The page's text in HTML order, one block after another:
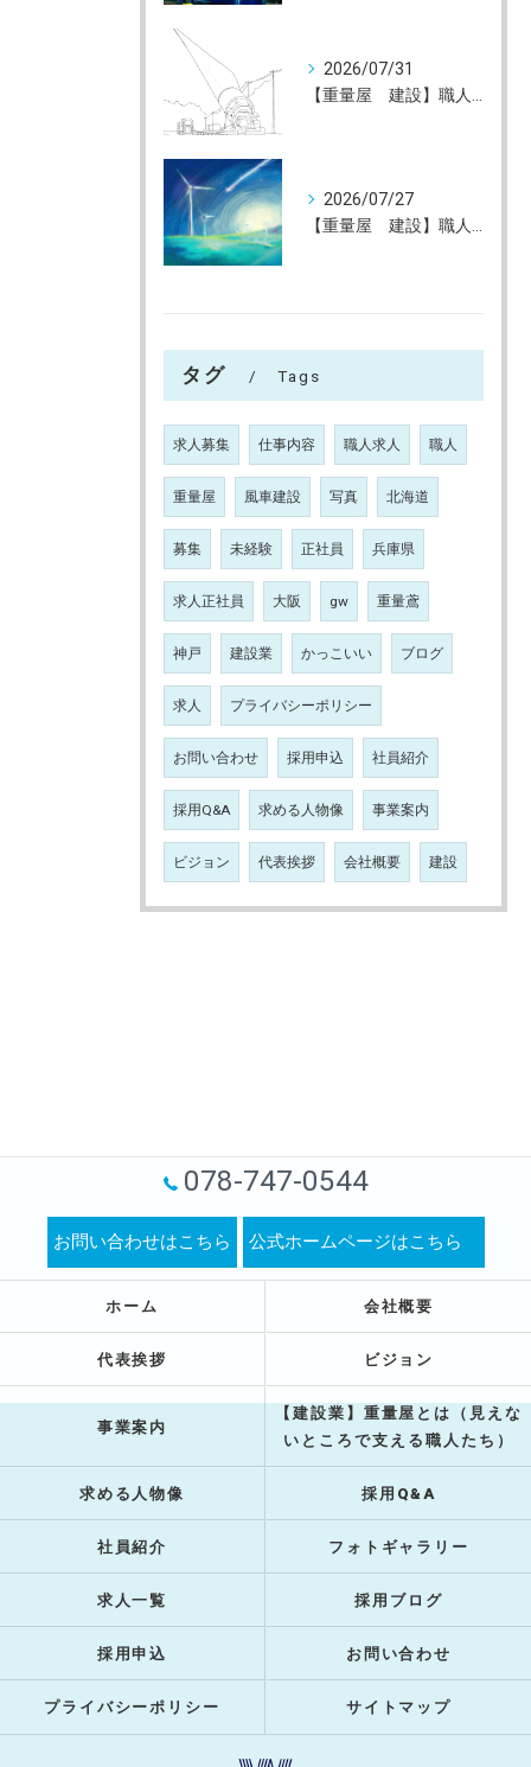
2026/07/31
2026/07/27
タグ Tags
求人募集 仕事内容 職人求人 職人
重量屋 風車建設 写真 北海道
募集 未経験 正社員 兵庫県
求人正社員 大阪 gw 重量鳶
神戸 建設業 かっこいい ブログ
求人 プライバシーポリシー
お問い合わせ 採用申込 社員紹介
採用Q&A 求める人物像 事業案内
ビジョン 代表挨拶 会社概要 建設
078-747-0544
お問い合わせはこちら 公式ホームページはこちら
ホーム 会社概要
代表挨拶 ビジョン
事業案内
【建設業】重量屋とは（見えな
いところで支える職人たち）
求める人物像 採用Q&A
社員紹介 フォトギャラリー
求人一覧 採用ブログ
採用申込 お問い合わせ
プライバシーポリシー サイトマップ